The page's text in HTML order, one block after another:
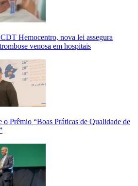
Hemocentro, nova lei assegura
venosa em hospitais
Prêmio “Boas Práticas de Qualidade de